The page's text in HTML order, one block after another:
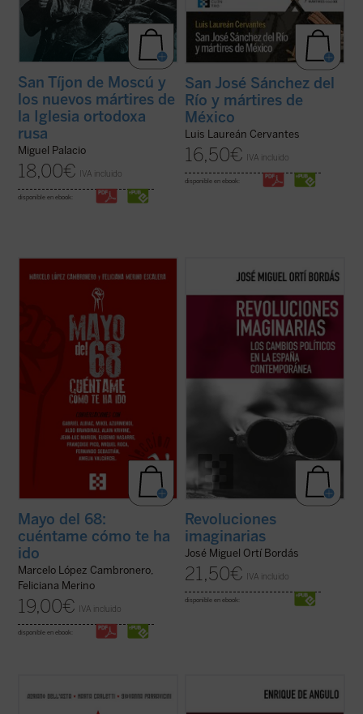
San Tíjon de Moscú y
los nuevos mártires de
la Iglesia ortodoxa
rusa
Miguel Palacio
18,00€ IVA incluido
disponible en ebook:
San José Sánchez del
Río y mártires de
México
Luis Laureán Cervantes
16,50€ IVA incluido
disponible en ebook:
conversaciones con relevantes
personalidades españolas y europeas
(protagonistas todas ellas de aquellos
acontecimientos), diferentes aspectos
fundamentales de aquel frenético mes de
mayo, tales como la experiencia ...
Mayo del 68:
cuéntame cómo te ha
ido
Marcelo López Cambronero,
Feliciana Merino
19,00€ IVA incluido
disponible en ebook:
Este ensayo evidencia la incapacidad
revolucionaria de un país como el nuestro,
y refractario no solo a la revolución, sino
incluso a las meras reformas. El autor
incide en la condición tardígrada del ... (ver
Revoluciones
imaginarias
José Miguel Ortí Bordás
21,50€ IVA incluido
disponible en ebook:
Octubre de 1917, el presente libro ofrece
los trágicos episodios que tuvieron lugar en